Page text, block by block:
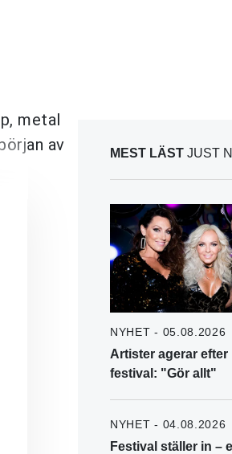
metal
av
MEST LÄST JUST
NYHET - 05.08.2026
Artister agerar efter
festival: "Gör allt"
NYHET - 04.08.2026
Festival ställer in –